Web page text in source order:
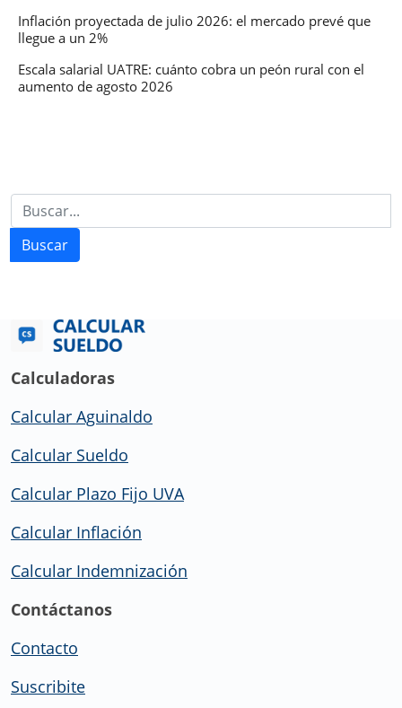
Inflación proyectada de julio 2026: el mercado prevé que
llegue a un 2%
Escala salarial UATRE: cuánto cobra un peón rural con el
aumento de agosto 2026
Buscar
Calculadoras
Calcular Aguinaldo
Calcular Sueldo
Calcular Plazo Fijo UVA
Calcular Inflación
Calcular Indemnización
Contáctanos
Contacto
Suscribite